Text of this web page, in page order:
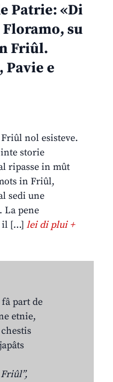
Patrie: «Di
su
Friûl.
Pavie e
nol esisteve.
storie
ripasse in mût
in Friûl,
sedi une
La pene
il […]lei di plui +
part de
etnie,